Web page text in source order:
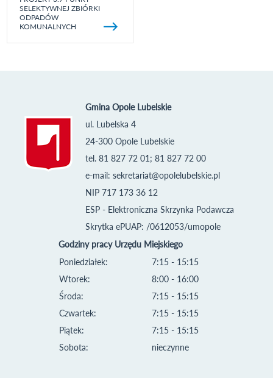
SELEKTYWNEJ ZBIÓRKI
ODPADÓW
KOMUNALNYCH
Gmina Opole Lubelskie
ul. Lubelska 4
24-300 Opole Lubelskie
tel. 81 827 72 01; 81 827 72 00
e-mail: sekretariat@opolelubelskie.pl
NIP 717 173 36 12
ESP - Elektroniczna Skrzynka Podawcza
Skrytka ePUAP: /0612053/umopole
Godziny pracy Urzędu Miejskiego
Poniedziałek:
Wtorek:
Środa:
Czwartek:
Piątek:
Sobota:
7:15 - 15:15
8:00 - 16:00
7:15 - 15:15
7:15 - 15:15
7:15 - 15:15
nieczynne